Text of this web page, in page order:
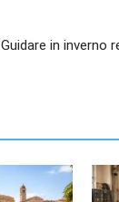
Guidare in inverno